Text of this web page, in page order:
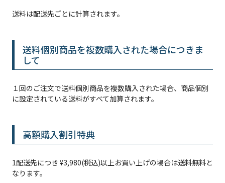
送料は配送先ごとに計算されます。
送料個別商品を複数購入された場合につきま
して
１回のご注文で送料個別商品を複数購入された場合、商品個別
に設定されている送料がすべて加算されます。
高額購入割引特典
1配送先につき ¥3,980(税込)以上お買い上げの場合は送料無料と
なります。